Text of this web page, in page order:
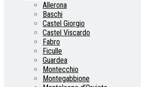
Allerona
Baschi
Castel Giorgio
Castel Viscardo
Fabro
Ficulle
Guardea
Montecchio
Montegabbione